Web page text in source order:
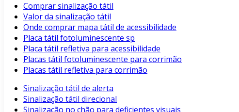
Comprar sinalização tátil
Valor da sinalização tátil
Onde comprar mapa tátil de acessibilidade
Placa tátil fotoluminescente sp
Placa tátil refletiva para acessibilidade
Placas tátil fotoluminescente para corrimão
Placas tátil refletiva para corrimão
Sinalização tátil de alerta
Sinalização tátil direcional
Sinalização no chão para deficientes visuais